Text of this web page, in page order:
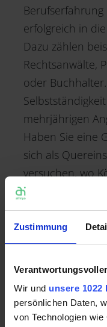
Zustimmung
Wir und unsere 1022
persönlichen Daten,
von Technologien
erfolgreich in
Dazu zählen
Rechtsanwälte,
oder
mehrjährigen
Haben Sie eine
sich als
versuchen, wo
Erfahrung, dann
Direkteinstieg in
möglich sein.
freiberuflichen
Gibt es